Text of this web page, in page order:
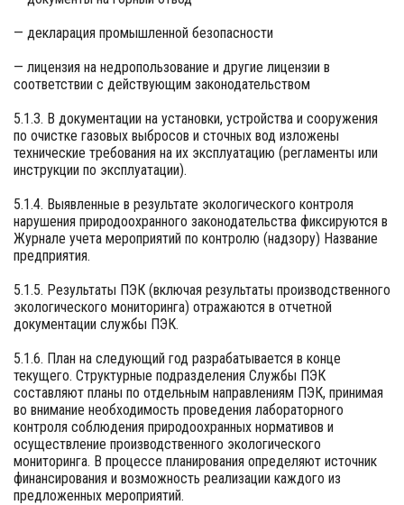
— декларация промышленной безопасности
— лицензия на недропользование и другие лицензии в
соответствии с действующим законодательством
5.1.3. В документации на установки, устройства и сооружения
по очистке газовых выбросов и сточных вод изложены
технические требования на их эксплуатацию (регламенты или
инструкции по эксплуатации).
5.1.4. Выявленные в результате экологического контроля
нарушения природоохранного законодательства фиксируются в
Журнале учета мероприятий по контролю (надзору) Название
предприятия.
5.1.5. Результаты ПЭК (включая результаты производственного
экологического мониторинга) отражаются в отчетной
документации службы ПЭК.
5.1.6. План на следующий год разрабатывается в конце
текущего. Структурные подразделения Службы ПЭК
составляют планы по отдельным направлениям ПЭК, принимая
во внимание необходимость проведения лабораторного
контроля соблюдения природоохранных нормативов и
осуществление производственного экологического
мониторинга. В процессе планирования определяют источник
финансирования и возможность реализации каждого из
предложенных мероприятий.